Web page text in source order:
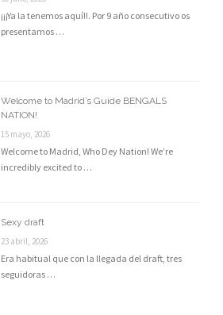
¡¡¡Ya la tenemos aquí!!. Por 9 año consecutivo os
presentamos …
Welcome to Madrid’s Guide BENGALS
NATION!
15 mayo, 2026
Welcome to Madrid, Who Dey Nation! We’re
incredibly excited to …
Sexy draft
23 abril, 2026
Era habitual que con la llegada del draft, tres
seguidoras …